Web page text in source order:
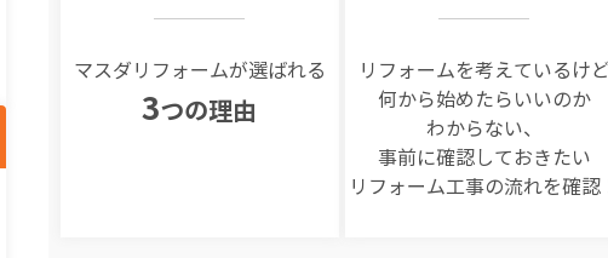
マスダリフォームが選ばれる
3つの理由
リフォームを考えているけ
何から始めたらいいのか
わからない、
事前に確認しておきたい
リフォーム工事の流れを確認